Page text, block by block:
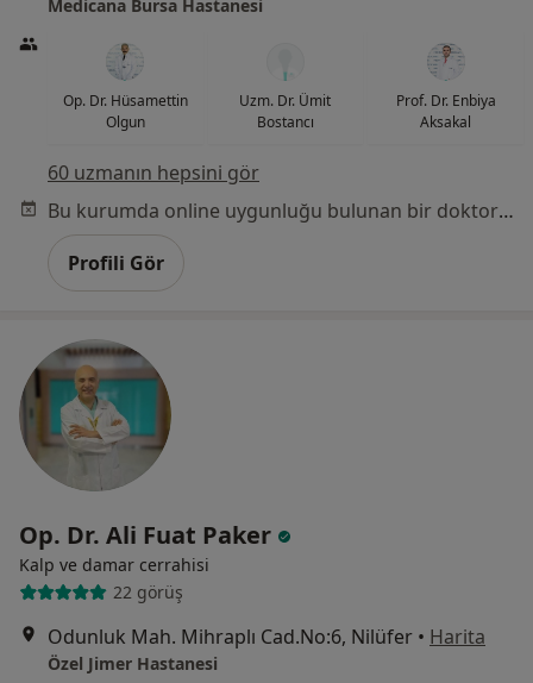
Medicana Bursa Hastanesi
Op. Dr. Hüsamettin
Olgun
Uzm. Dr. Ümit
Bostancı
Prof. Dr. Enbiya
Aksakal
60 uzmanın hepsini gör
Bu kurumda online uygunluğu bulunan bir doktor veya uzman bulunamadı
Profili Gör
Op. Dr. Ali Fuat Paker
Kalp ve damar cerrahisi
22 görüş
Odunluk Mah. Mihraplı Cad.No:6, Nilüfer • Harita
Özel Jimer Hastanesi